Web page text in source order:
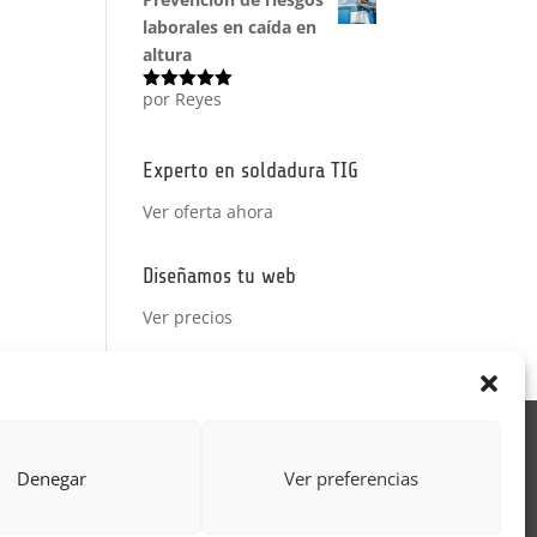
Denegar Ver preferencias
laborales en caída en
altura
Valorado
por Reyes
Experto en soldadura TIG
Ver oferta ahora
Diseñamos tu web
Ver precios
Formulario uso de imagen